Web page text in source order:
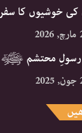
خوشیوں کا سفر
رسولِ محتشم ﷺ